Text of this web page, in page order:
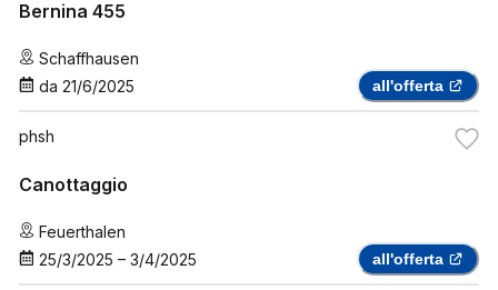
Bernina 455
Schaffhausen
da 21/6/2025 all'offerta
phsh
Canottaggio
Feuerthalen
25/3/2025 – 3/4/2025 all'offerta